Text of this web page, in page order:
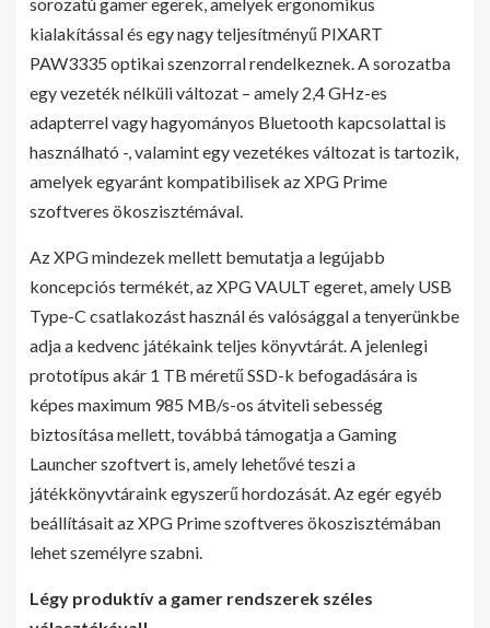
kialakítással és egy nagy teljesítményű PIXART
PAW3335 optikai szenzorral rendelkeznek. A sorozatba
egy vezeték nélküli változat – amely 2,4 GHz-es
adapterrel vagy hagyományos Bluetooth kapcsolattal is
használható -, valamint egy vezetékes változat is tartozik,
amelyek egyaránt kompatibilisek az XPG Prime
szoftveres ökoszisztémával.
Az XPG mindezek mellett bemutatja a legújabb
koncepciós termékét, az XPG VAULT egeret, amely USB
Type-C csatlakozást használ és valósággal a tenyerünkbe
adja a kedvenc játékaink teljes könyvtárát. A jelenlegi
prototípus akár 1 TB méretű SSD-k befogadására is
képes maximum 985 MB/s-os átviteli sebesség
biztosítása mellett, továbbá támogatja a Gaming
Launcher szoftvert is, amely lehetővé teszi a
játékkönyvtáraink egyszerű hordozását. Az egér egyéb
beállításait az XPG Prime szoftveres ökoszisztémában
lehet személyre szabni.
Légy produktív a gamer rendszerek széles